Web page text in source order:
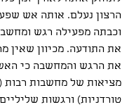
הרצון נעלם. אותה אש
וכבתה מפעילה רגש
את התודעה. מכיוון שאין
את הרגש והמחשבה כי
מציאות של מחשבות רבות
טורדניות) ורגשות